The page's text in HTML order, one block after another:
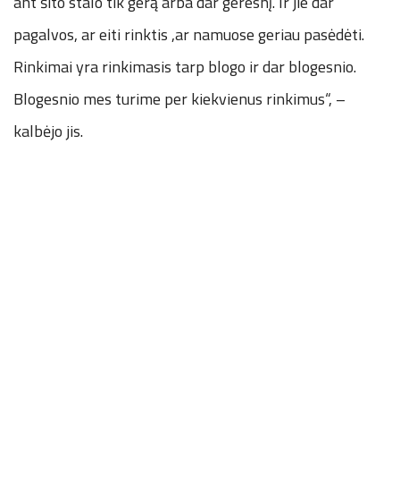
pagalvos, ar eiti rinktis ,ar namuose geriau pasėdėti.
Rinkimai yra rinkimasis tarp blogo ir dar blogesnio.
Blogesnio mes turime per kiekvienus rinkimus“, –
kalbėjo jis.